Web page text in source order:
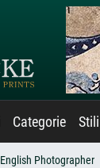
Categorie
English Photographer